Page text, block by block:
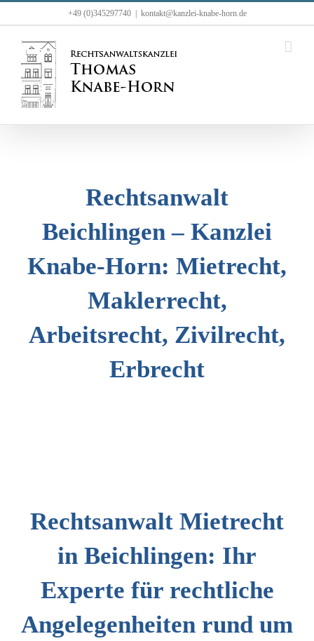
Inhalt
springen
+49 (0)345297740 kontakt@kanzlei-knabe-horn.de
Rechtsanwalt
Beichlingen – Kanzlei
Knabe-Horn: Mietrecht,
Maklerrecht,
Arbeitsrecht, Zivilrecht,
Erbrecht
Rechtsanwalt Mietrecht
in Beichlingen: Ihr
Experte für rechtliche
Angelegenheiten rund um